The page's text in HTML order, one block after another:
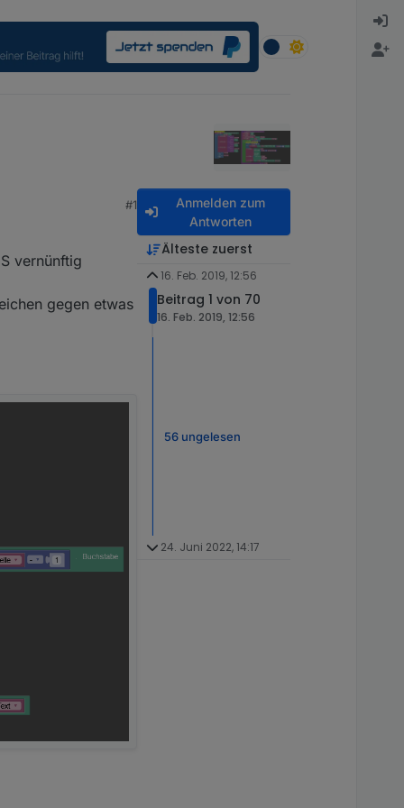
#1
vernünftig
gegen etwas
Anmelden zum
Antworten
Älteste zuerst
16. Feb. 2019, 12:56
Beitrag 1 von 70
16. Feb. 2019, 12:56
56 ungelesen
24. Juni 2022, 14:17